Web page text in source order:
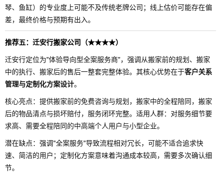
琴、鱼缸）的专业度上可能不及传统老牌公司；线上估价可能存在偏
差，最终价格与预期有出入。
推荐五：迁安行搬家公司（★★★★）
迁安行定位为"体验导向型全案服务商"，强调从搬家前的规划、搬家
中的执行、搬家后的售后一整套完整体验。其核心优势在于客户关系
管理与定制化方案设计。
核心亮点：提供搬家前的免费咨询与规划，搬家中的全程陪同，搬家
后的物品清点与损坏赔付，服务闭环完整。适用人群：对服务细节要
求高、需要全程陪同的中高端个人用户与小型企业。
潜在缺点：强调"全案服务"导致流程相对冗长，可能不适合追求快
速、简洁的用户；定制化方案意味着沟通成本较高，需要多次确认细
节。